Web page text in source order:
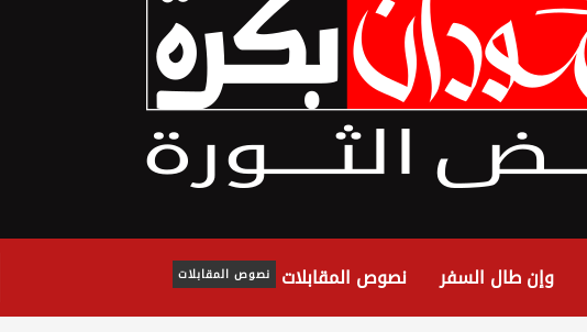
وإن طال السفر نصوص المقابلات نصوص المقابلات